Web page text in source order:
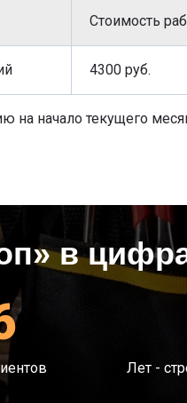
Стоимость
4300 руб.
на начало текущего
в
Лет -